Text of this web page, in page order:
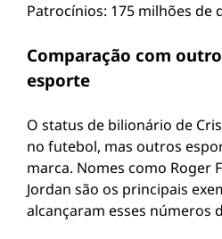
Patrocínios: 175 milhões de
Comparação com
esporte
O status de bilionário de
no futebol, mas outros
marca. Nomes como Roger
Jordan são os principais
alcançaram esses números